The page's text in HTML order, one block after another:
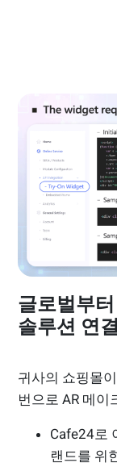
글로벌부
솔루션 연결
귀사의 쇼핑몰
번으로 AR 메이
Cafe24로
랜드를 위